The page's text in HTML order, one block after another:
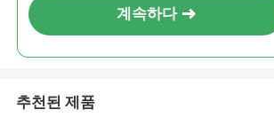
계속하다
추천된 제품